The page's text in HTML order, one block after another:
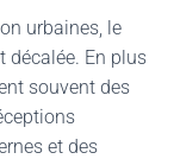
urbaines, le
décalée. En plus
souvent des
et des